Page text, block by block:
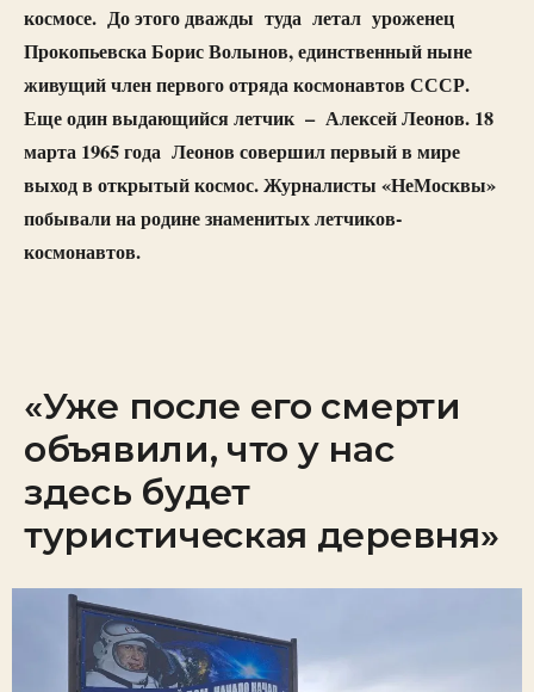
космосе. До этого дважды туда летал уроженец
Прокопьевска Борис Волынов, единственный ныне
живущий член первого отряда космонавтов СССР.
Еще один выдающийся летчик – Алексей Леонов. 18
марта 1965 года Леонов совершил первый в мире
выход в открытый космос. Журналисты «НеМосквы»
побывали на родине знаменитых летчиков-
космонавтов.
«Уже после его смерти
объявили, что у нас
здесь будет
туристическая деревня»